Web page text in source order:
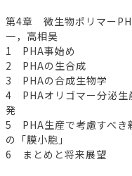
第4章 微生物ポリマー
一，高相昊
1 PHA事始め
2 PHAの生合成
3 PHAの合成生物学
4 PHAオリゴマー分泌生
発
5 PHA生産で考慮すべき
の「膜小胞」
6 まとめと将来展望